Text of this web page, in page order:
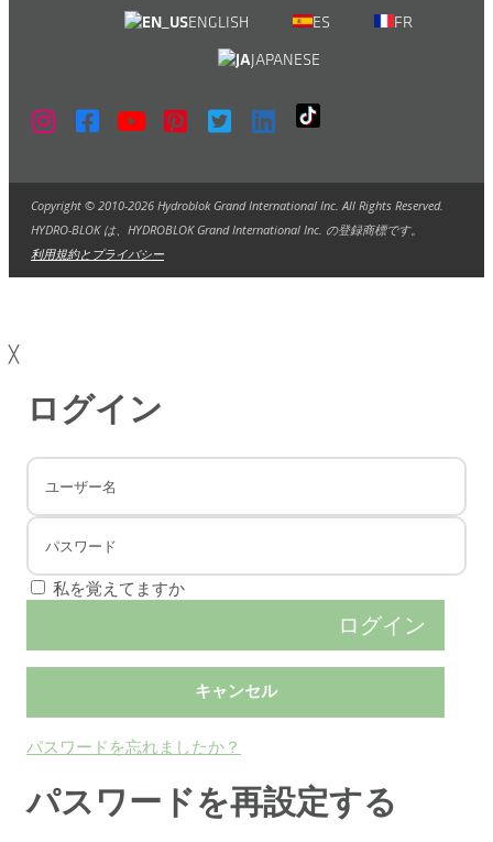
ENGLISH
ES
FR
JAPANESE
Copyright © 2010-2026 Hydroblok Grand International Inc. All Rights Reserved.
HYDRO-BLOK は、HYDROBLOK Grand International Inc. の登録商標です。
利用規約とプライバシー
╳
ログイン
私を覚えてますか
パスワードを忘れましたか？
パスワードを再設定する